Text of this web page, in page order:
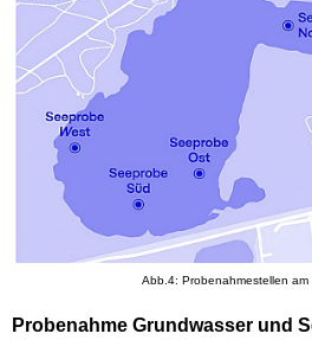
Abb.4: Probenahmestellen am
Probenahme Grundwasser und